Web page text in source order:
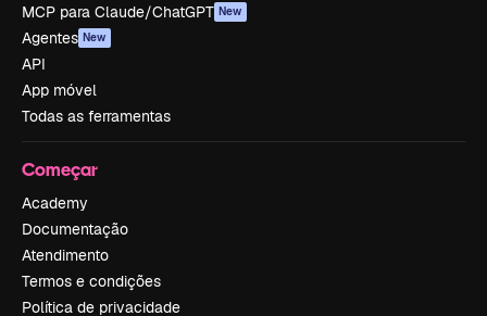
MCP para Claude/ChatGPT New
Agentes New
API
App móvel
Todas as ferramentas
Começar
Academy
Documentação
Atendimento
Termos e condições
Política de privacidade